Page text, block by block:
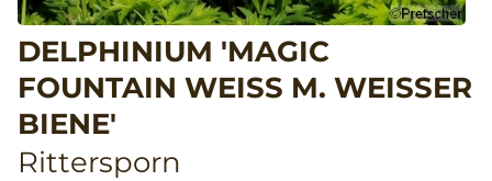
DELPHINIUM 'MAGIC
FOUNTAIN WEISS M. WEISSER BI
ENE'
Rittersporn